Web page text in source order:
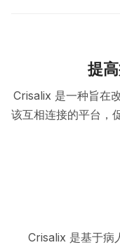
提
Crisalix 是一种旨在
该互相连接的平台，
Crisalix 是基于病